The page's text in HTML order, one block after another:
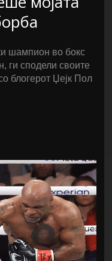
шампион во бокс
ги сподели своите
блогерот Џејк Пол